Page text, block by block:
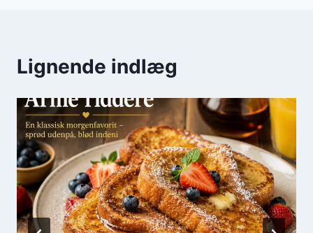
Lignende indlæg